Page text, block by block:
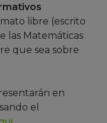
libre (escrito
las Matemáticas
que sea sobre
en
el